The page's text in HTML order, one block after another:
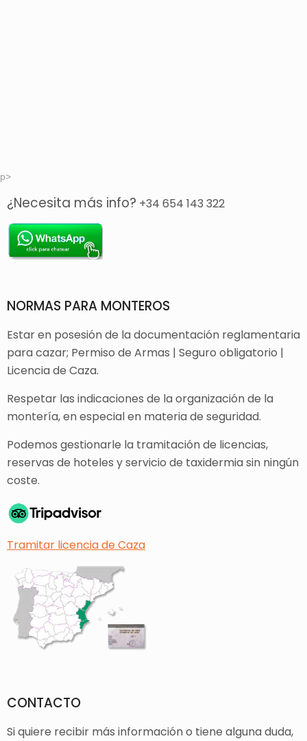
p>
¿Necesita más info? +34 654 143 322
NORMAS PARA MONTEROS
Estar en posesión de la documentación reglamentaria
para cazar; Permiso de Armas | Seguro obligatorio |
Licencia de Caza.
Respetar las indicaciones de la organización de la
montería, en especial en materia de seguridad.
Podemos gestionarle la tramitación de licencias,
reservas de hoteles y servicio de taxidermia sin ningún
coste.
Tramitar licencia de Caza
CONTACTO
Si quiere recibir más información o tiene alguna duda,